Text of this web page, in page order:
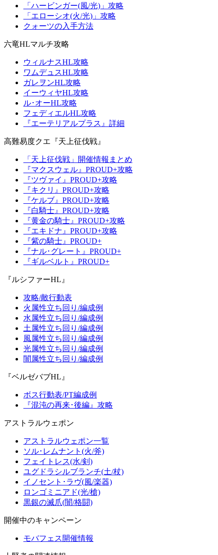
「ハービンガー(風/光)」攻略
「エローシオ(火/光)」攻略
クォーツの入手方法
六竜HLマルチ攻略
ウィルナスHL攻略
ワムデュスHL攻略
ガレヲンHL攻略
イーウィヤHL攻略
ル･オーHL攻略
フェディエルHL攻略
『エーテリアルプラス』詳細
高難易度クエ『天上征伐戦』
「天上征伐戦」開催情報まとめ
『マクスウェル』PROUD+攻略
『ツヴァイ』PROUD+攻略
『キクリ』PROUD+攻略
『ケルブ』PROUD+攻略
『白騎士』PROUD+攻略
『黄金の騎士』PROUD+攻略
『エキドナ』PROUD+攻略
『紫の騎士』PROUD+
『ナル･グレート』PROUD+
『ギルベルト』PROUD+
『ルシファーHL』
攻略/敵行動表
火属性立ち回り/編成例
水属性立ち回り/編成例
土属性立ち回り/編成例
風属性立ち回り/編成例
光属性立ち回り/編成例
闇属性立ち回り/編成例
『ベルゼバブHL』
ボス行動表/PT編成例
『混沌の再来･後編』攻略
アストラルウェポン
アストラルウェポン一覧
ソル･レムナント(火/斧)
フェイトレス(水/剣)
ユグドラシルブランチ(土/杖)
イノセント･ラヴ(風/楽器)
ロンゴミニアド(光/槍)
黒銀の滅爪(闇/格闘)
開催中のキャンペーン
モバフェス開催情報